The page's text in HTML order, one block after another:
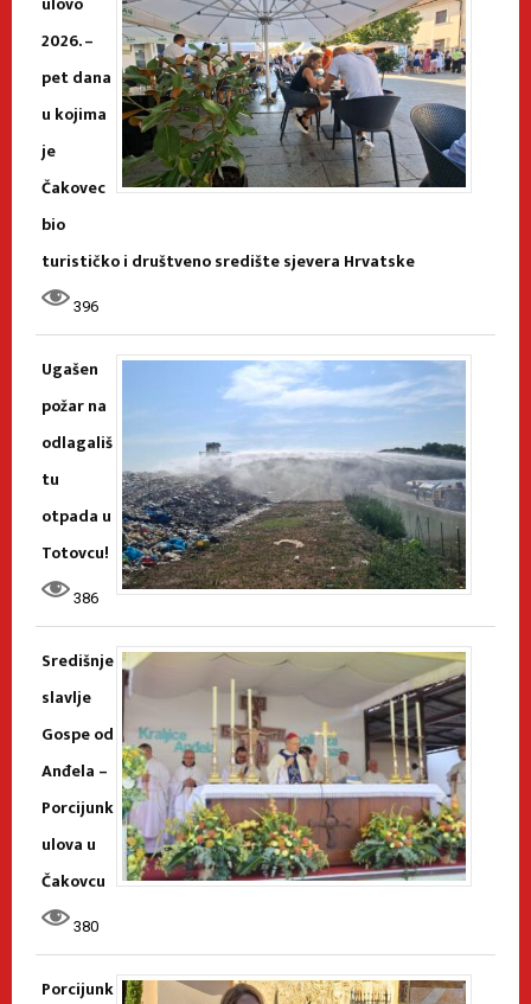
2026. –
pet dana
u kojima
je
Čakovec
bio
turističko i društveno središte sjevera Hrvatske
396
Ugašen
požar na
odlagališ
tu
otpada u
Totovcu!
386
Središnje
slavlje
Gospe od
Anđela –
Porcijunk
ulova u
Čakovcu
380
Porcijunk